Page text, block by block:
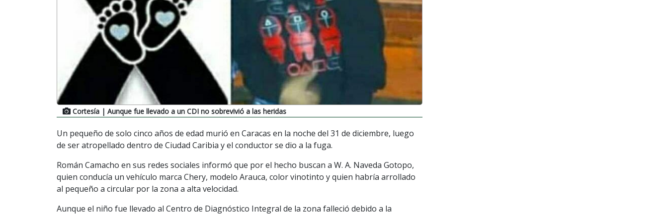
Cortesía | Aunque fue llevado a un CDI no sobrevivió a las heridas
Un pequeño de solo cinco años de edad murió en Caracas en la noche del 31 de diciembre, luego
de ser atropellado dentro de Ciudad Caribia y el conductor se dio a la fuga.
Román Camacho en sus redes sociales informó que por el hecho buscan a W. A. Naveda Gotopo,
quien conducía un vehículo marca Chery, modelo Arauca, color vinotinto y quien habría arrollado
al pequeño a circular por la zona a alta velocidad.
Aunque el niño fue llevado al Centro de Diagnóstico Integral de la zona falleció debido a la